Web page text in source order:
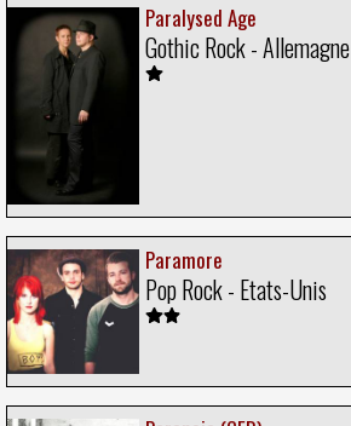
Paralysed Age
Gothic Rock - Allemagne
Paramore
Pop Rock - Etats-Unis